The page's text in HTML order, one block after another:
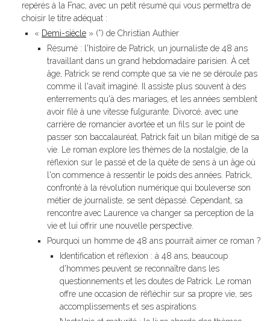
repérés à la Fnac, avec un petit résumé qui vous permettra de
choisir le titre adéquat :
« Demi-siècle » (*) de Christian Authier
Résumé : l'histoire de Patrick, un journaliste de 48 ans
travaillant dans un grand hebdomadaire parisien. À cet
âge, Patrick se rend compte que sa vie ne se déroule pas
comme il l'avait imaginé. Il assiste plus souvent à des
enterrements qu'à des mariages, et les années semblent
avoir filé à une vitesse fulgurante. Divorcé, avec une
carrière de romancier avortée et un fils sur le point de
passer son baccalauréat, Patrick fait un bilan mitigé de sa
vie. Le roman explore les thèmes de la nostalgie, de la
réflexion sur le passé et de la quête de sens à un âge où
l'on commence à ressentir le poids des années. Patrick,
confronté à la révolution numérique qui bouleverse son
métier de journaliste, se sent dépassé. Cependant, sa
rencontre avec Laurence va changer sa perception de la
vie et lui offrir une nouvelle perspective.
Pourquoi un homme de 48 ans pourrait aimer ce roman ?
Identification et réflexion : à 48 ans, beaucoup
d'hommes peuvent se reconnaître dans les
questionnements et les doutes de Patrick. Le roman
offre une occasion de réfléchir sur sa propre vie, ses
accomplissements et ses aspirations.